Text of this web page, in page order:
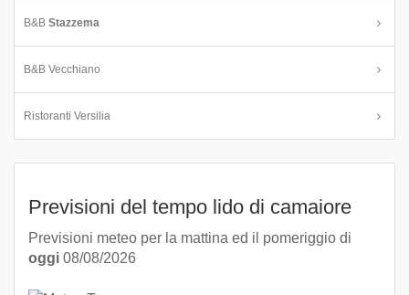
B&B Stazzema
B&B Vecchiano
Ristoranti Versilia
Previsioni del tempo lido di camaiore
Previsioni meteo per la mattina ed il pomeriggio di
oggi 08/08/2026